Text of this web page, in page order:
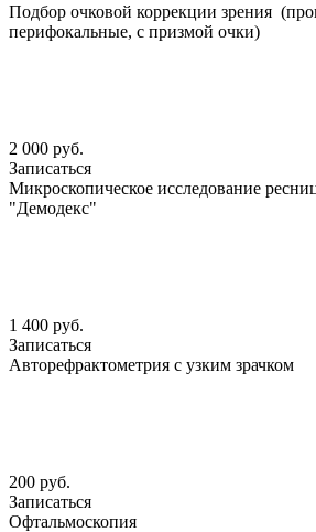
Подбор очковой коррекции зрения
перифокальные, с призмой очки)
2 000 руб.
Записаться
Микроскопическое исследование
"Демодекс"
1 400 руб.
Записаться
Авторефрактометрия с узким
200 руб.
Записаться
Офтальмоскопия